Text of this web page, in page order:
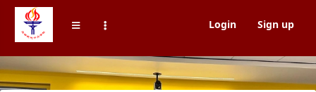
Login Sign up